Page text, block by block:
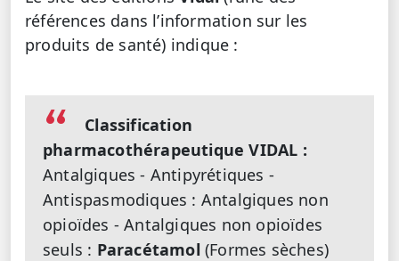
références dans l’information sur les
produits de santé) indique :
Classification
pharmacothérapeutique VIDAL :
Antalgiques - Antipyrétiques -
Antispasmodiques : Antalgiques non
opioïdes - Antalgiques non opioïdes
seuls : Paracétamol(Formes sèches)